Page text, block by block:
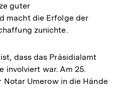
guter
macht die Erfolge der
zunichte.
dass das Präsidialamt
involviert war. Am 25.
Umerow in die Hände